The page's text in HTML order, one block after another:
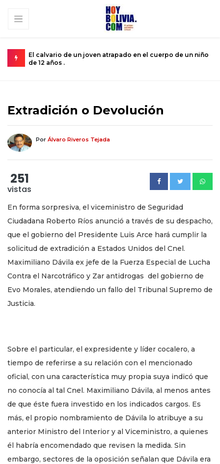
un niño
Miopía estatal condena al turismo nacional a una
subsistencia de rebalse .
Extradición o Devolución
Por Álvaro Riveros Tejada
251
vistas
En forma sorpresiva, el viceministro de Seguridad
Ciudadana Roberto Ríos anunció a través de su despacho,
que el gobierno del Presidente Luis Arce hará cumplir la
solicitud de extradición a Estados Unidos del Cnel.
Maximiliano Dávila ex jefe de la Fuerza Especial de Lucha
Contra el Narcotráfico y Zar antidrogas del gobierno de
Evo Morales, atendiendo un fallo del Tribunal Supremo de
Justicia.
Sobre el particular, el expresidente y líder cocalero, a
tiempo de referirse a su relación con el mencionado
oficial, con una característica muy propia suya indicó que
no conocía al tal Cnel. Maximiliano Dávila, al menos antes
de que éste fuera investido en los indicados cargos. Es
más, el propio nombramiento de Dávila lo atribuye a su
anterior Ministro del Interior y al Viceministro, a quienes
él habría encomendado que revisen la medida. Sin
embargo, sectores de la oposición señalan que Dávila era